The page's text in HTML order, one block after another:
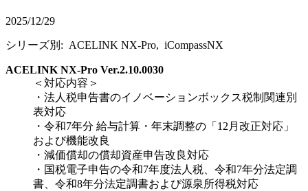
2025/12/29
シリーズ別: ACELINK NX-Pro, iCompassNX
ACELINK NX-Pro Ver.2.10.0030
＜対応内容＞
・法人税申告書のイノベーションボックス税制関連別
表対応
・令和7年分 給与計算・年末調整の「12月改正対応」
および機能改良
・減価償却の償却資産申告改良対応
・国税電子申告の令和7年度法人税、令和7年分法定調
書、令和8年分法定調書および源泉所得税対応